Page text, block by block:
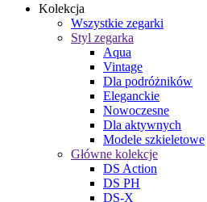
Kolekcja
Wszystkie zegarki
Styl zegarka
Aqua
Vintage
Dla podróżników
Eleganckie
Nowoczesne
Dla aktywnych
Modele szkieletowe
Główne kolekcje
DS Action
DS PH
DS-X